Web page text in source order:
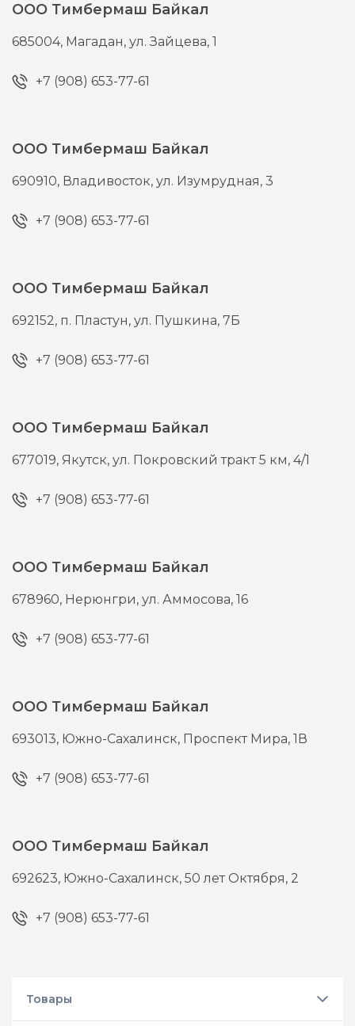
ООО Тимбермаш Байкал
685004, Магадан,ул. Зайцева, 1
+7 (908) 653-77-61
ООО Тимбермаш Байкал
690910, Владивосток,ул. Изумрудная, 3
+7 (908) 653-77-61
ООО Тимбермаш Байкал
692152, п. Пластун,ул. Пушкина, 7Б
+7 (908) 653-77-61
ООО Тимбермаш Байкал
677019, Якутск,ул. Покровский тракт 5 км, 4/1
+7 (908) 653-77-61
ООО Тимбермаш Байкал
678960, Нерюнгри,ул. Аммосова, 16
+7 (908) 653-77-61
ООО Тимбермаш Байкал
693013, Южно-Сахалинск, Проспект Мира, 1В
+7 (908) 653-77-61
ООО Тимбермаш Байкал
692623, Южно-Сахалинск,50 лет Октября, 2
+7 (908) 653-77-61
Товары